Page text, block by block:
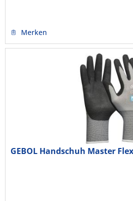
Merken
GEBOL Handschuh Master